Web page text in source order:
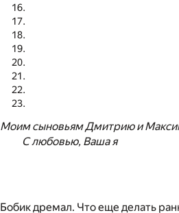
Моим сыновьям Дмитрию и
С любовью, Ваша я
Бобик дремал. Что еще делать